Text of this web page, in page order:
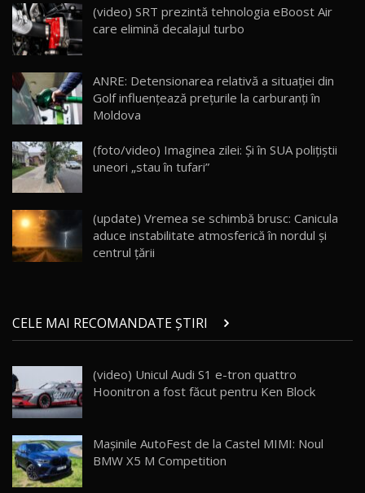
16
AutoBlogMD
13:10
17 20:06
Va fi modelul nr.1 BYD în Moldova? BYD Seal U
30:08
AutoBlog.MD
23:36
20
Noul ZEEKR 7X / Test Drive AutoBlog.MD
29:08
21
AutoBlog.MD
16:59
22
Noua Mazda 6e / Test Drive AutoBlog.MD
26:59
23
Lynk & Co 01 / Test Drive AutoBlog.MD
25:19
(video) SRT prezintă tehnologia eBoost Air
care elimină decalajul turbo
ANRE: Detensionarea relativă a situației din
Golf influențează prețurile la carburanți în
Moldova
(foto/video) Imaginea zilei: Și în SUA polițiștii
uneori „stau în tufari”
(update) Vremea se schimbă brusc: Canicula
aduce instabilitate atmosferică în nordul și
centrul țării
CELE MAI RECOMANDATE ȘTIRI
(video) Unicul Audi S1 e-tron quattro
Hoonitron a fost făcut pentru Ken Block
Mașinile AutoFest de la Castel MIMI: Noul
BMW X5 M Competition